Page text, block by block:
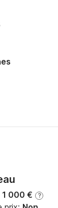
1 000 € ?